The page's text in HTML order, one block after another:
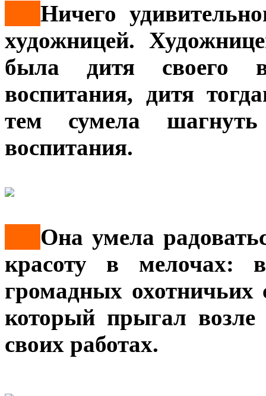
Ничего
художницей.
была дитя своего
воспитания, дитя
тем сумела
воспитания.
Она умела
красоту в мелочах:
громадных охотничьих
который прыгал возле
своих работах.